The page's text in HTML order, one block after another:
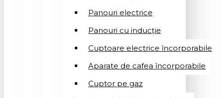
Panouri electrice
Panouri cu inducție
Cuptoare electrice încorporabile
Aparate de cafea încorporabile
Cuptor pe gaz